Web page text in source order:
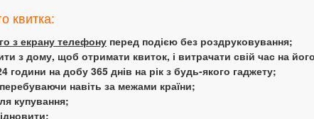
квитка:
з екрану телефону перед подією без роздруковування;
з дому, щоб отримати квиток, і витрачати свій час на
на добу 365 днів на рік з будь-якого гаджету;
навіть за межами країни;
купування;